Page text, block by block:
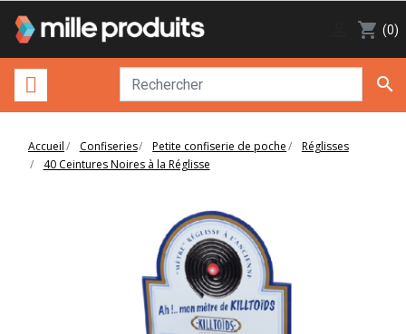
shopping_cart (0)

Accueil Confiseries Petite confiserie de poche
Réglisses
40 Ceintures Noires à la Réglisse